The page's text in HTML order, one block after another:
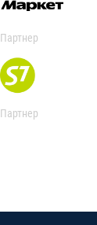
Партнер
Партнер